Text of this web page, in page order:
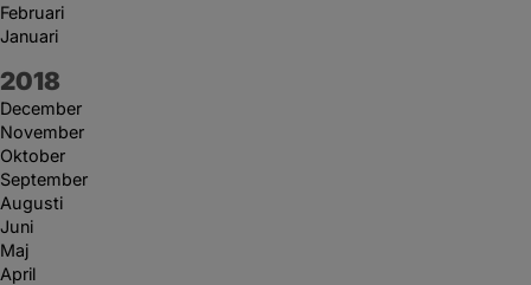
Februari
Januari
År:
2018
December
November
Oktober
September
Augusti
Juni
Maj
April